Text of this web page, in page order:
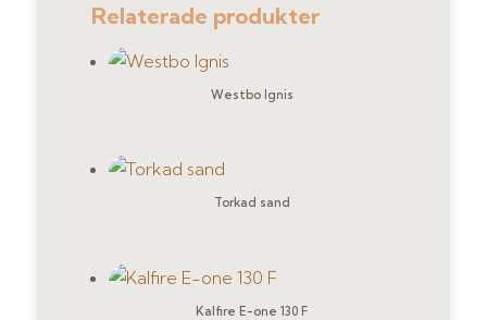
Relaterade produkter
Westbo Ignis
Torkad sand
Kalfire E-one 130 F